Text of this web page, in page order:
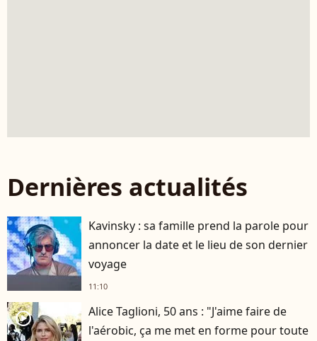
Dernières actualités
Kavinsky : sa famille prend la parole pour
annoncer la date et le lieu de son dernier
voyage
11:10
player2
Alice Taglioni, 50 ans : "J'aime faire de
l'aérobic, ça me met en forme pour toute